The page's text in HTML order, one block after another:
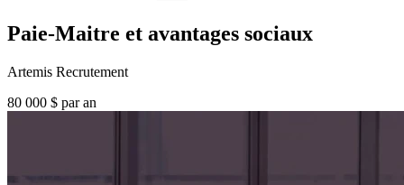
Paie-Maitre et avantages sociaux
Artemis Recrutement
80 000 $ par an